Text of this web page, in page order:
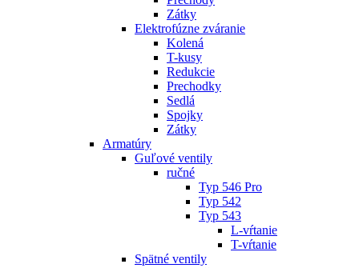
Zátky
Elektrofúzne zváranie
Kolená
T-kusy
Redukcie
Prechodky
Sedlá
Spojky
Zátky
Armatúry
Guľové ventily
ručné
Typ 546 Pro
Typ 542
Typ 543
L-vŕtanie
T-vŕtanie
Spätné ventily